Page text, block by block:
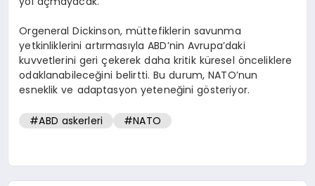
Orgeneral Dickinson, müttefiklerin savunma
yetkinliklerini artırmasıyla ABD’nin Avrupa’daki
kuvvetlerini geri çekerek daha kritik küresel önceliklere
odaklanabileceğini belirtti. Bu durum, NATO’nun
esneklik ve adaptasyon yeteneğini gösteriyor.
#ABD askerleri #NATO